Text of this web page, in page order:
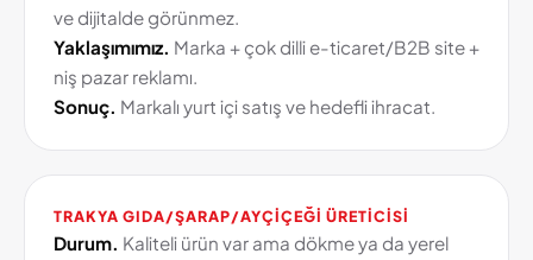
ve dijitalde görünmez.
Yaklaşımımız. Marka + çok dilli e-ticaret/B2B site +
niş pazar reklamı.
Sonuç. Markalı yurt içi satış ve hedefli ihracat.
TRAKYA GIDA/ŞARAP/AYÇIÇEĞI ÜRETICISI
Durum. Kaliteli ürün var ama dökme ya da yerel